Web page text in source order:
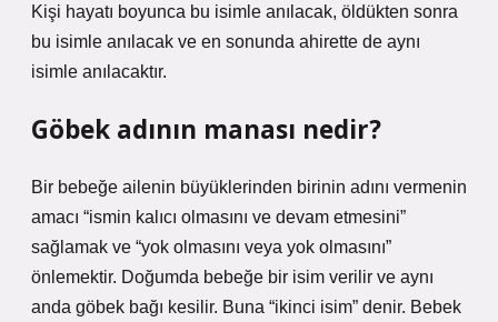
Kişi hayatı boyunca bu isimle anılacak, öldükten sonra
bu isimle anılacak ve en sonunda ahirette de aynı
isimle anılacaktır.
Göbek adının manası nedir?
Bir bebeğe ailenin büyüklerinden birinin adını vermenin
amacı “ismin kalıcı olmasını ve devam etmesini”
sağlamak ve “yok olmasını veya yok olmasını”
önlemektir. Doğumda bebeğe bir isim verilir ve aynı
anda göbek bağı kesilir. Buna “ikinci isim” denir. Bebek